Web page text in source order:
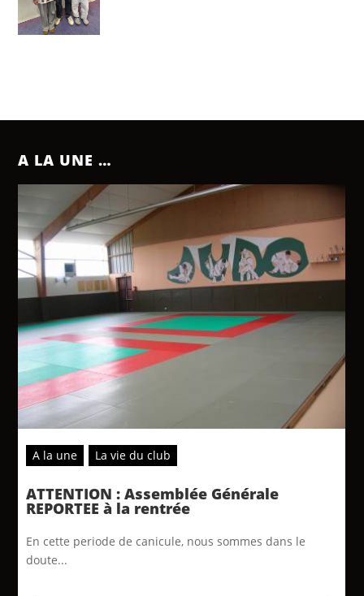
A LA UNE …
A la une La vie du club
ATTENTION : Assemblée Générale
REPORTEE à la rentrée
En cette periode de canicule, nous sommes dans le
doute...